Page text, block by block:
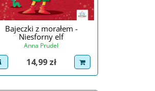
Bajeczki z morałem -
Niesforny elf
Anna Prudel
view product
Cena
14,99 zł dodaj do koszyka